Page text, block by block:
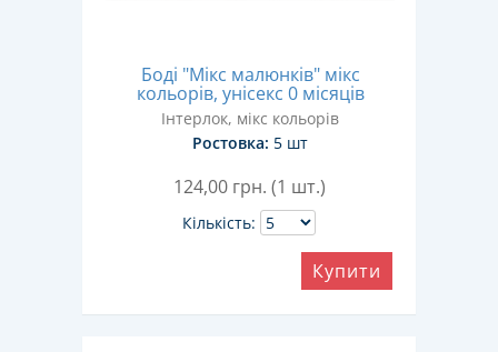
Боді "Мікс малюнків" мікс
кольорів, унісекс 0 місяців
Інтерлок, мікс кольорів
Ростовка: 5 шт
124,00 грн. (1 шт.)
Кількість:
Купити